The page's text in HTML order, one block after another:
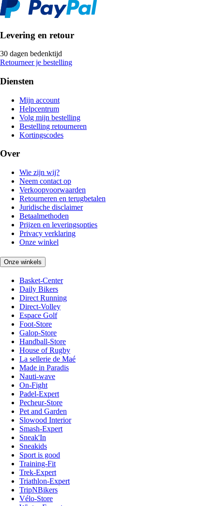
Levering en retour
30 dagen bedenktijd
Retourneer je bestelling
Diensten
Mijn account
Helpcentrum
Volg mijn bestelling
Bestelling retourneren
Kortingscodes
Over
Wie zijn wij?
Neem contact op
Verkoopvoorwaarden
Retourneren en terugbetalen
Juridische disclaimer
Betaalmethoden
Prijzen en leveringsopties
Privacy verklaring
Onze winkel
Onze winkels
Basket-Center
Daily Bikers
Direct Running
Direct-Volley
Espace Golf
Foot-Store
Galop-Store
Handball-Store
House of Rugby
La sellerie de Maé
Made in Paradis
Nauti-wave
On-Fight
Padel-Expert
Pecheur-Store
Pet and Garden
Slowood Interior
Smash-Expert
Sneak'In
Sneakids
Sport is good
Training-Fit
Trek-Expert
Triathlon-Expert
TripNBikers
Vélo-Store